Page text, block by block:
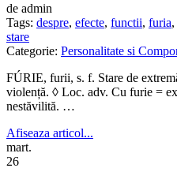
de admin
Tags: despre, efecte, functii, furia,
stare
Categorie: Personalitate si
FÚRIE, furii, s. f. Stare de
violență. ◊ Loc. adv. Cu furie =
nestăvilită. …
Afiseaza articol...
mart.
26